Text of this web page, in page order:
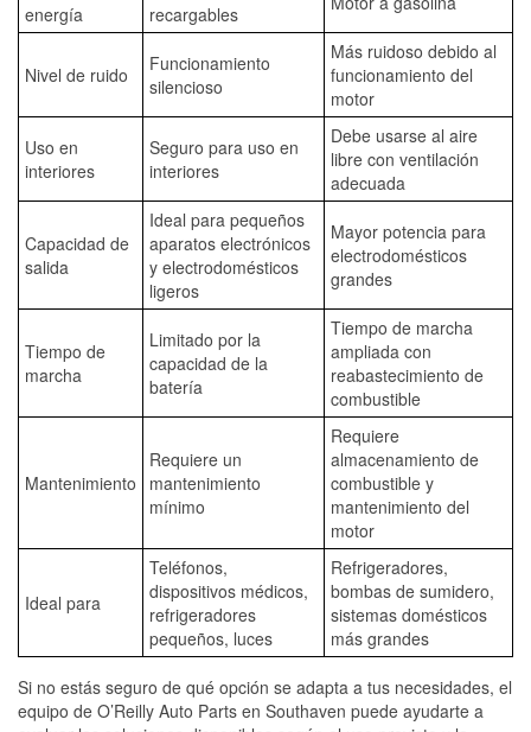
energía
recargables
Nivel de ruido
Funcionamiento
silencioso
Más ruidoso debido al
funcionamiento del
motor
Uso en
interiores
Seguro para uso en
interiores
Debe usarse al aire
libre con ventilación
adecuada
Capacidad de
salida
Ideal para pequeños
aparatos electrónicos
y electrodomésticos
ligeros
Mayor potencia para
electrodomésticos
grandes
Tiempo de
marcha
Limitado por la
capacidad de la
batería
Tiempo de marcha
ampliada con
reabastecimiento de
combustible
Mantenimiento
Requiere un
mantenimiento
mínimo
Requiere
almacenamiento de
combustible y
mantenimiento del
motor
Ideal para
Teléfonos,
dispositivos médicos,
refrigeradores
pequeños, luces
Refrigeradores,
bombas de sumidero,
sistemas domésticos
más grandes
Si no estás seguro de qué opción se adapta a tus necesidades, el
equipo de O’Reilly Auto Parts en Southaven puede ayudarte a